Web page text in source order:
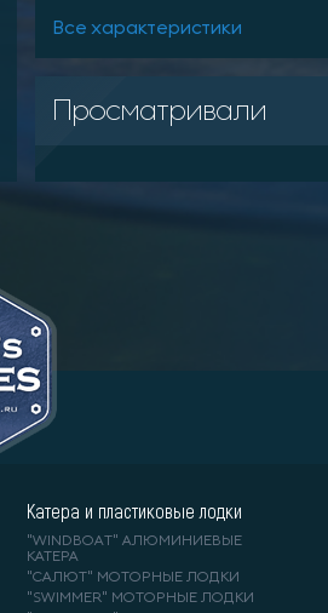
Все характеристики
Просматривали
Катера и пластиковые лодки
"WINDBOAT" АЛЮМИНИЕВЫЕ
КАТЕРА
"САЛЮТ" МОТОРНЫЕ ЛОДКИ
"SWIMMER" МОТОРНЫЕ ЛОДКИ